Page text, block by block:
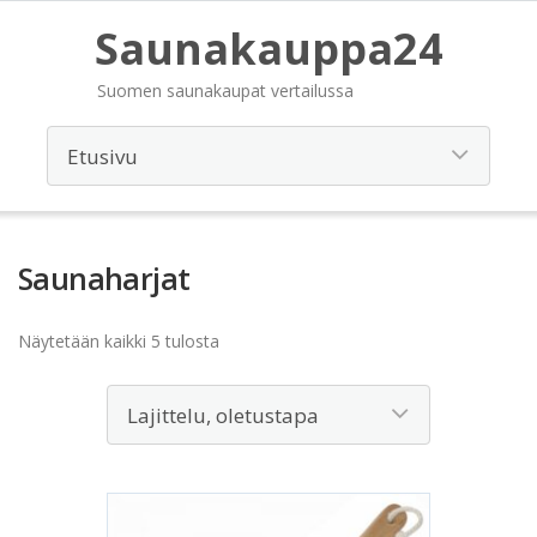
Saunakauppa24
Suomen saunakaupat vertailussa
Saunaharjat
Näytetään kaikki 5 tulosta